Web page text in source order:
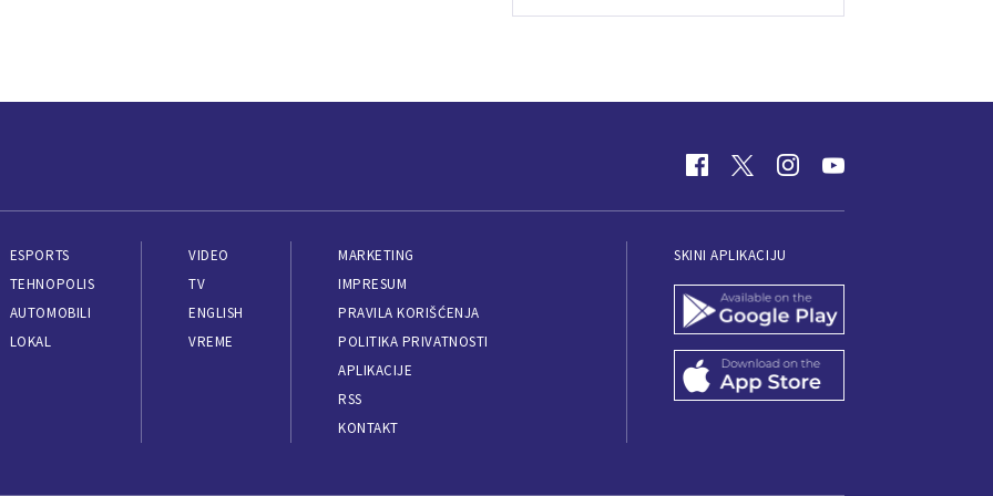
ESPORTS
TEHNOPOLIS
AUTOMOBILI
LOKAL
VIDEO
TV
ENGLISH
VREME
MARKETING
IMPRESUM
PRAVILA KORIŠĆENJA
POLITIKA PRIVATNOSTI
APLIKACIJE
RSS
KONTAKT
SKINI APLIKACIJU